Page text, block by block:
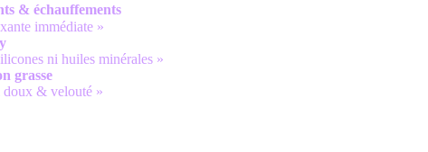
& échauffements
immédiate »
ni huiles minérales »
grasse
doux & velouté »